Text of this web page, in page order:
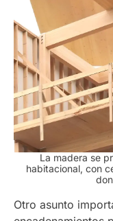
La madera se
habitacional, con
Otro asunto